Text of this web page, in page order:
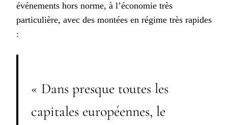
événements hors norme, à l’économie très
particulière, avec des montées en régime très rapides
:
« Dans presque toutes les
capitales européennes, le